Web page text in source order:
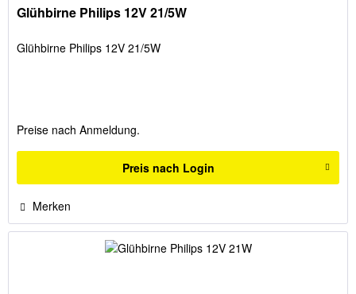
Glühbirne Philips 12V 21/5W
Glühbirne Philips 12V 21/5W
Preise nach Anmeldung.
Preis nach Login
Merken